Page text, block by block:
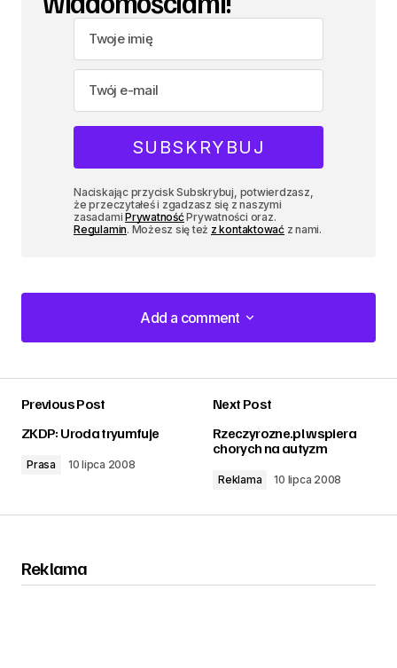
Naciskając przycisk Subskrybuj, potwierdzasz,
że przeczytałeś i zgadzasz się z naszymi
zasadamiPrywatnośćPrywatności oraz.
Regulamin. Możesz się też z kontaktowaćz nami.
Add a comment
Add a comment
Previous Post
ZKDP: Uroda tryumfuje
Prasa 10 lipca 2008
Next Post
Rzeczyrozne.pl wspiera
chorych na autyzm
Reklama 10 lipca 2008
Reklama